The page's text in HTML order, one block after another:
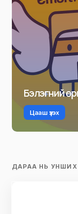
Бэлэгний
Цааш үзэх
ДАРАА НЬ УНШИХ